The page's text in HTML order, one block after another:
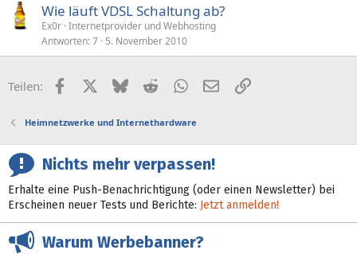
Wie läuft VDSL Schaltung ab?
Ex0r Internetprovider und Webhosting
Antworten 7 5. November 2010
Teilen: FacebookX (Twitter)
BlueskyRedditWhatsApp
E-MailLink
Heimnetzwerke und Internethardware
Nichts mehr verpassen!
Erhalte eine Push-Benachrichtigung (oder einen Newsletter) bei
Erscheinen neuer Tests und Berichte: Jetzt anmelden!
Warum Werbebanner?